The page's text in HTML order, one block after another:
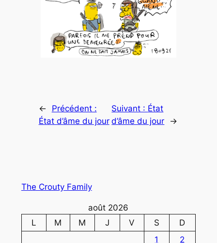
←
Précédent :
État d’âme du jour
Suivant : État
d’âme du jour
→
The Crouty Family
août 2026
L
M M J V S
D
1
2